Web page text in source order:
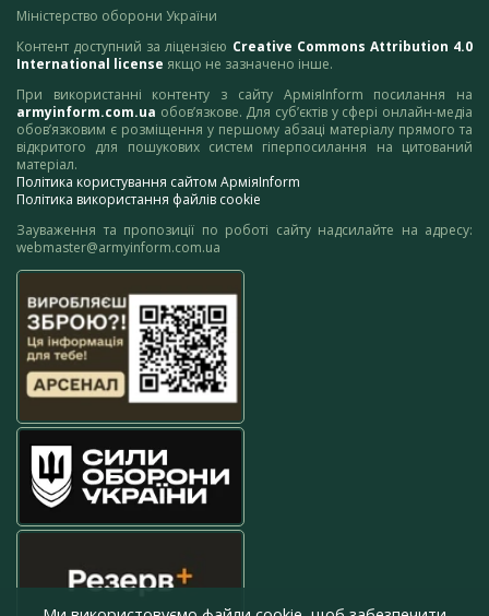
Міністерство оборони України
Контент доступний за ліцензією Creative Commons Attribution 4.0
International license якщо не зазначено інше.
При використанні контенту з сайту АрміяInform посилання на
armyinform.com.ua обов’язкове. Для суб’єктів у сфері онлайн-медіа
обов’язковим є розміщення у першому абзаці матеріалу прямого та
відкритого для пошукових систем гіперпосилання на цитований
матеріал.
Політика користування сайтом АрміяInform
Політика використання файлів cookie
Зауваження та пропозиції по роботі сайту надсилайте на адресу:
webmaster@armyinform.com.ua